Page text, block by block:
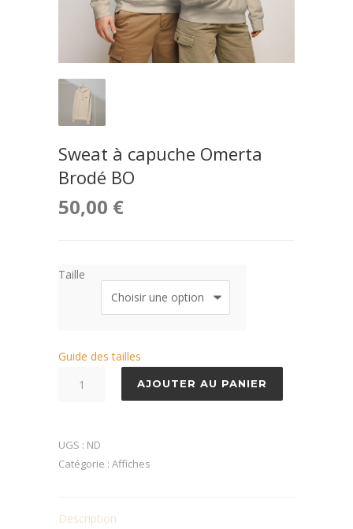
Sweat à capuche Omerta
Brodé BO
50,00 €
Taille
Guide des tailles
capuche
BO
AJOUTER AU PANIER
UGS : ND
Catégorie : Affiches
Description